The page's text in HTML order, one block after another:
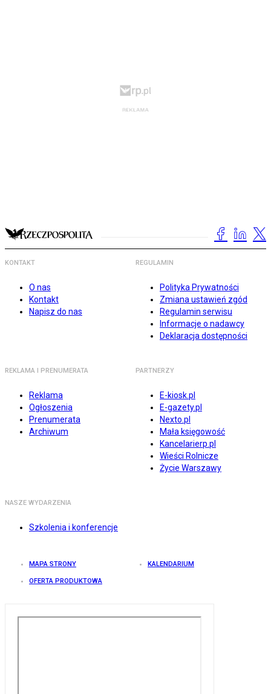
KONTAKT
O nas
Kontakt
Napisz do nas
REGULAMIN
Polityka Prywatności
Zmiana ustawień zgód
Regulamin serwisu
Informacje o nadawcy
Deklaracja dostępności
REKLAMA I PRENUMERATA
Reklama
Ogłoszenia
Prenumerata
Archiwum
PARTNERZY
E-kiosk.pl
E-gazety.pl
Nexto.pl
Mała księgowość
Kancelarierp.pl
Wieści Rolnicze
Życie Warszawy
NASZE WYDARZENIA
Szkolenia i konferencje
MAPA STRONY KALENDARIUM
OFERTA PRODUKTOWA